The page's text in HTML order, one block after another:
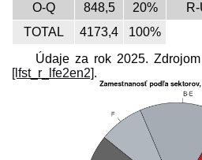
O-Q
848,5 20%
TOTAL
4173,4
100%
Údaje za rok 2025.
[lfst_r_lfe2en2].